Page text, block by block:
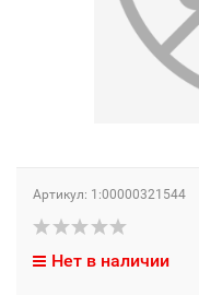
Артикул: 1:00000321544
Нет в наличии